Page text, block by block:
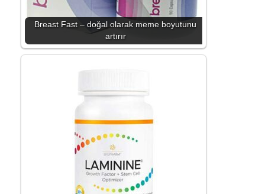
Breast Fast – doğal olarak meme boyutunu
artırır